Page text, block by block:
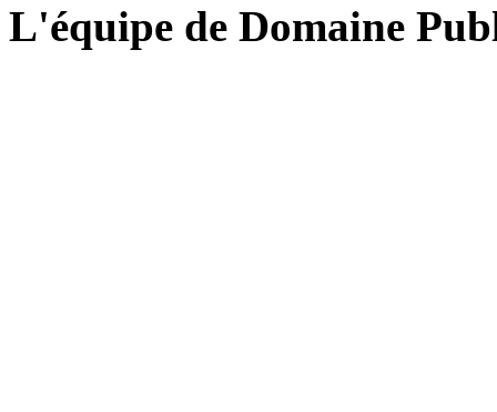
L'équipe de Domaine